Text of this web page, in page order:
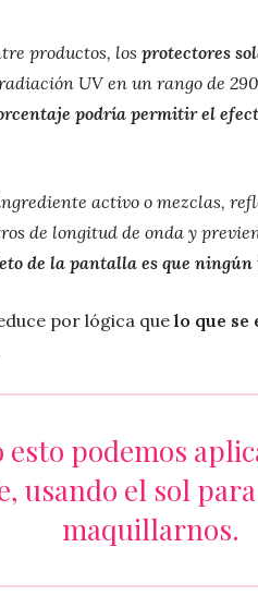
productos, los protectores
UV en un rango de
podría permitir el
activo o mezclas,
de longitud de onda y
de la pantalla es que
por lógica que lo que se
podemos
usando el sol
maquillarnos.